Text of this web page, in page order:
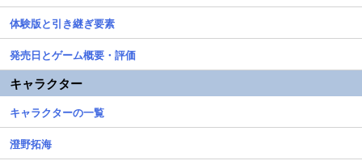
体験版と引き継ぎ要素
発売日とゲーム概要・評価
キャラクター
キャラクターの一覧
澄野拓海